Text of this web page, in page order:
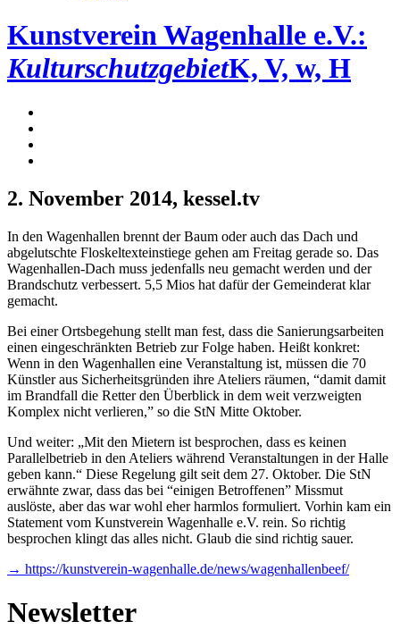
Kunstverein Wagenhalle e.V.:
KulturschutzgebietK, V, w, H
2. November 2014, kessel.tv
In den Wagenhallen brennt der Baum oder auch das Dach und
abgelutschte Floskeltexteinstiege gehen am Freitag gerade so. Das
Wagenhallen-Dach muss jedenfalls neu gemacht werden und der
Brandschutz verbessert. 5,5 Mios hat dafür der Gemeinderat klar
gemacht.
Bei einer Ortsbegehung stellt man fest, dass die Sanierungsarbeiten
einen eingeschränkten Betrieb zur Folge haben. Heißt konkret:
Wenn in den Wagenhallen eine Veranstaltung ist, müssen die 70
Künstler aus Sicherheitsgründen ihre Ateliers räumen, “damit damit
im Brandfall die Retter den Überblick in dem weit verzweigten
Komplex nicht verlieren,” so die StN Mitte Oktober.
Und weiter: „Mit den Mietern ist besprochen, dass es keinen
Parallelbetrieb in den Ateliers während Veranstaltungen in der Halle
geben kann.“ Diese Regelung gilt seit dem 27. Oktober. Die StN
erwähnte zwar, dass das bei “einigen Betroffenen” Missmut
auslöste, aber das war wohl eher harmlos formuliert. Vorhin kam ein
Statement vom Kunstverein Wagenhalle e.V. rein. So richtig
besprochen klingt das alles nicht. Glaub die sind richtig sauer.
→ https://kunstverein-wagenhalle.de/news/wagenhallenbeef/
Newsletter